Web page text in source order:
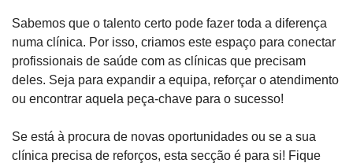
Sabemos que o talento certo pode fazer toda a diferença
numa clínica. Por isso, criamos este espaço para conectar
profissionais de saúde com as clínicas que precisam
deles. Seja para expandir a equipa, reforçar o atendimento
ou encontrar aquela peça-chave para o sucesso!
Se está à procura de novas oportunidades ou se a sua
clínica precisa de reforços, esta secção é para si! Fique